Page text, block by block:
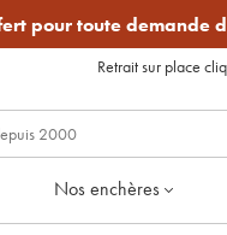
pour toute demande
Retrait sur place
Nos enchères